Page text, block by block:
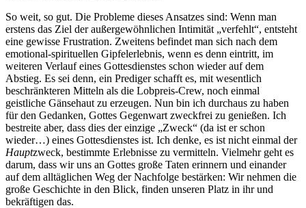
So weit, so gut. Die Probleme dieses Ansatzes sind: Wenn man
erstens das Ziel der außergewöhnlichen Intimität „verfehlt“, entsteht
eine gewisse Frustration. Zweitens befindet man sich nach dem
emotional-spirituellen Gipfelerlebnis, wenn es denn eintritt, im
weiteren Verlauf eines Gottesdienstes schon wieder auf dem
Abstieg. Es sei denn, ein Prediger schafft es, mit wesentlich
beschränkteren Mitteln als die Lobpreis-Crew, noch einmal
geistliche Gänsehaut zu erzeugen. Nun bin ich durchaus zu haben
für den Gedanken, Gottes Gegenwart zweckfrei zu genießen. Ich
bestreite aber, dass dies der einzige „Zweck“ (da ist er schon
wieder…) eines Gottesdienstes ist. Ich denke, es ist nicht einmal der
Hauptzweck, bestimmte Erlebnisse zu vermitteln. Vielmehr geht es
darum, dass wir uns an Gottes große Taten erinnern und einander
auf dem alltäglichen Weg der Nachfolge bestärken: Wir nehmen die
große Geschichte in den Blick, finden unseren Platz in ihr und
bekräftigen das.